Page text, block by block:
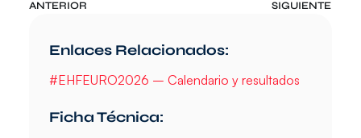
ANTERIOR SIGUIENTE
Enlaces Relacionados:
#EHFEURO2026 – Calendario y resultados
Ficha Técnica: